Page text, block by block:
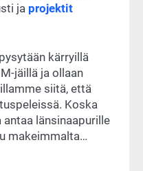
ja projektit
kärryillä
jäillä ja ollaan
siitä, että
Koska
länsinaapurille
makeimmalta…